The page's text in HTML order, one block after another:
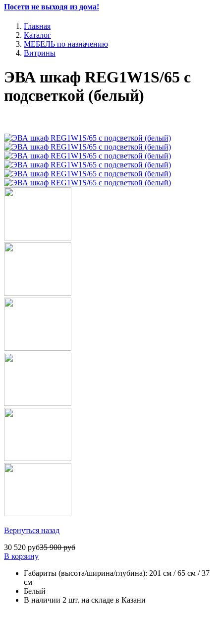
Посети не выходя из дома!
Главная
Каталог
МЕБЕЛЬ по назначению
Витрины
ЭВА шкаф REG1W1S/65 с
подсветкой (белый)
Вернуться назад
30 520 руб35 900 руб
В корзину
Габариты (высота/ширина/глубина): 201 см / 65 см / 37
см
Белый
В наличии 2 шт. на складе в Казани